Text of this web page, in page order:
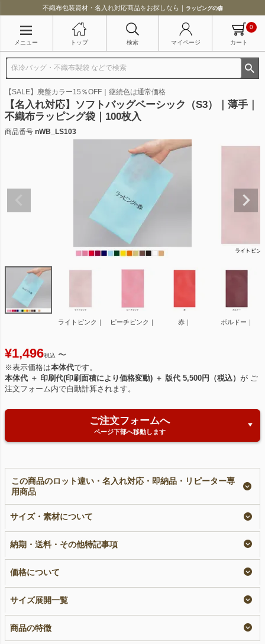
不織布包装資材・名入れ対応商品をお探しなら｜ ラッピングの森
メニュー トップ 検索 マイページ カート
0
【SALE】廃盤カラー15％OFF｜継続色は通常価格
【名入れ対応】ソフトバッグベーシック（S3）｜薄手｜
不織布ラッピング袋｜100枚入
商品番号 nWB_LS103
ライトピンク｜ ピーチピンク｜ 赤｜ ボルドー｜
¥1,496税込 〜
※表示価格は本体代です。
本体代 ＋ 印刷代(印刷面積により価格変動) ＋ 版代 5,500円（税込） が ご
注文フォーム内で自動計算されます。
ご注文フォームへ
ページ下部へ移動します
この商品のロット違い・名入れ対応・即納品・リピーター専
用商品
（S3）｜薄手｜不織
枚入
名入れ
¥1,496
即納品
1,496
シック（S3）｜薄手
リピーター専用名入れ
サイズ・素材について
納期・送料・その他特記事項
価格について
サイズ展開一覧
商品の特徴